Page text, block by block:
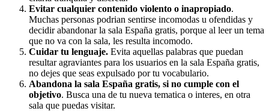
Evitar cualquier contenido violento o inapropiado.
Muchas personas podrian sentirse incomodas u ofendidas y
decidir abandonar la sala España gratis, porque al leer un tema
que no va con la sala, les resulta incomodo.
Cuidar tu lenguaje. Evita aquellas palabras que puedan
resultar agraviantes para los usuarios en la sala España gratis,
no dejes que seas expulsado por tu vocabulario.
Abandona la sala España gratis, si no cumple con el
objetivo. Busca una de tu nueva tematica o interes, en otra
sala que puedas visitar.